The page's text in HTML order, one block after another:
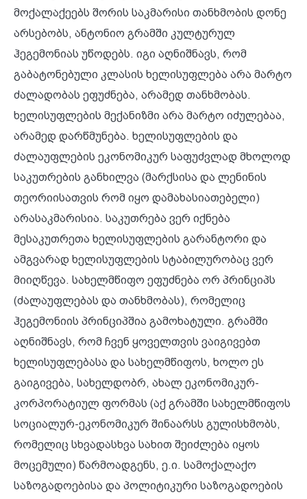
მოქალაქეებს შორის საკმარისი თანხმობის დონე
არსებობს, ანტონიო გრამში კულტურულ
ჰეგემონიას უწოდებს. იგი აღნიშნავს, რომ
გაბატონებული კლასის ხელისუფლება არა მარტო
ძალადობას ეფუძნება, არამედ თანხმობას.
ხელისუფლების მექანიზმი არა მარტო იძულებაა,
არამედ დარწმუნება. ხელისუფლების და
ძალაუფლების ეკონომიკურ საფუძვლად მხოლოდ
საკუთრების განხილვა (მარქსისა და ლენინის
თეორიისათვის რომ იყო დამახასიათებელი)
არასაკმარისია. საკუთრება ვერ იქნება
მესაკუთრეთა ხელისუფლების გარანტორი და
ამგვარად ხელისუფლების სტაბილურობაც ვერ
მიიღწევა. სახელმწიფო ეფუძნება ორ პრინციპს
(ძალაუფლებას და თანხმობას), რომელიც
ჰეგემონიის პრინციპშია გამოხატული. გრამში
აღნიშნავს, რომ ჩვენ ყოველთვის ვაიგივებთ
ხელისუფლებასა და სახელმწიფოს, ხოლო ეს
გაიგივება, სახელდობრ, ახალ ეკონომიკურ-
კორპორატიულ ფორმას (აქ გრამში სახელმწიფოს
სოციალურ-ეკონომიკურ შინაარსს გულისხმობს,
რომელიც სხვადასხვა სახით შეიძლება იყოს
მოცემული) წარმოადგენს, ე.ი. სამოქალაქო
საზოგადოებისა და პოლიტიკური საზოგადოების